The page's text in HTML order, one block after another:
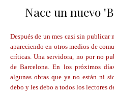
Nace un nuevo
Después de un mes casi sin
apareciendo en otros medios de
críticas. Una servidora, no por no
de Barcelona. En los próximos
algunas obras que ya no están ni
debo y les debo a todos los lectores